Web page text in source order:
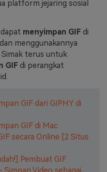
platform jejaring sosial
menyimpan GIF di
menggunakannya
terus untuk
GIF di perangkat
GIF dari GIPHY di
GIF di Mac
secara Online [2 Situs
Pembuat GIF
Simpan Video sebagai